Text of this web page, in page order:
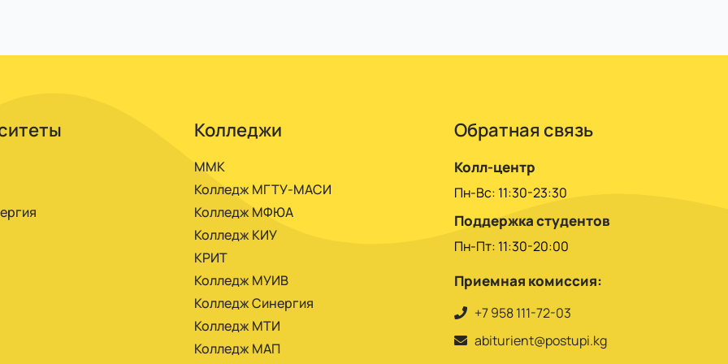
Колледжи
ММК
Колледж МГТУ-МАСИ
Колледж МФЮА
Колледж КИУ
КРИТ
Колледж МУИВ
Колледж Синергия
Колледж МТИ
Колледж МАП
Обратная связь
Колл-центр
Пн-Вс: 11:30-23:30
Поддержка студентов
Пн-Пт: 11:30-20:00
Приемная комиссия:
+7 958 111-72-03
abiturient@postupi.kg